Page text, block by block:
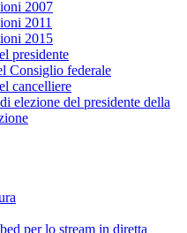
2007
2011
2015
presidente
Consiglio federale
cancelliere
elezione del presidente della
per lo stream in diretta